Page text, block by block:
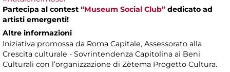
Partecipa al contest “Museum Social Club” dedicato ad
artisti emergenti!
Altre informazioni
Iniziativa promossa da Roma Capitale, Assessorato alla
Crescita culturale - Sovrintendenza Capitolina ai Beni
Culturali con l’organizzazione di Zètema Progetto Cultura.